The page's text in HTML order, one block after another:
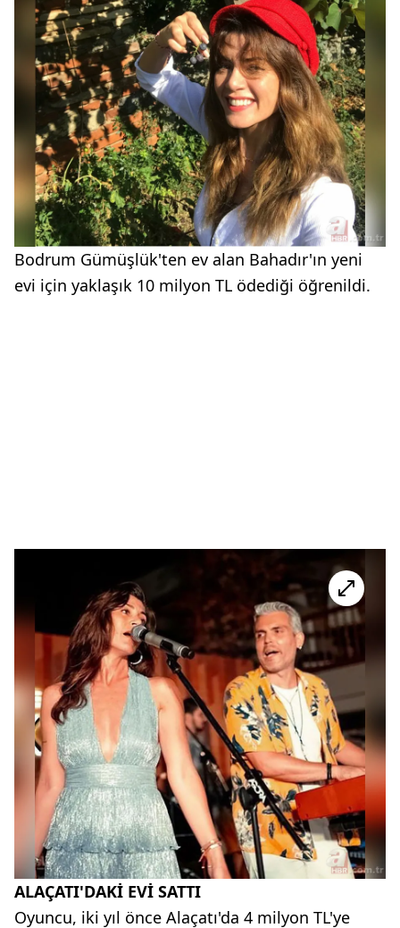
Bodrum Gümüşlük'ten ev alan Bahadır'ın yeni
evi için yaklaşık 10 milyon TL ödediği öğrenildi.
ALAÇATI'DAKİ EVİ SATTI
Oyuncu, iki yıl önce Alaçatı'da 4 milyon TL'ye